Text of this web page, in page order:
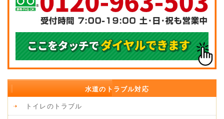
水道のトラブル対応
トイレのトラブル